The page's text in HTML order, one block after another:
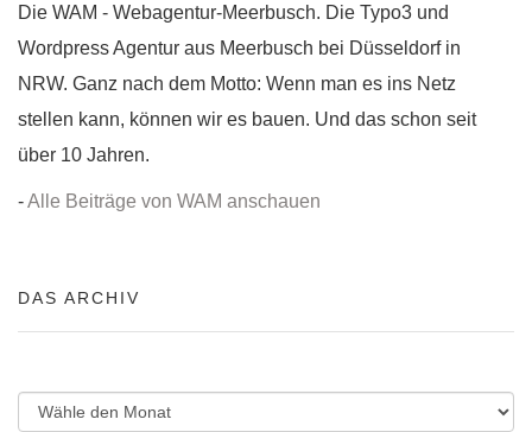
Die WAM - Webagentur-Meerbusch. Die Typo3 und
Wordpress Agentur aus Meerbusch bei Düsseldorf in
NRW. Ganz nach dem Motto: Wenn man es ins Netz
stellen kann, können wir es bauen. Und das schon seit
über 10 Jahren.
-Alle Beiträge von WAM anschauen
DAS ARCHIV